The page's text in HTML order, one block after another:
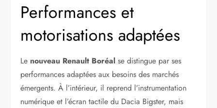
Performances et
motorisations adaptées
Le nouveau Renault Boréal se distingue par ses
performances adaptées aux besoins des marchés
émergents. À l’intérieur, il reprend l’instrumentation
numérique et l’écran tactile du Dacia Bigster, mais